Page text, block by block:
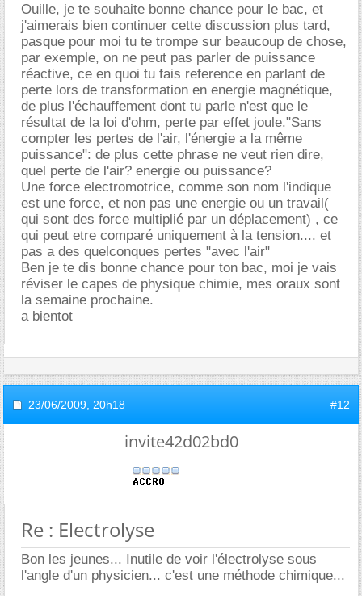
Ouille, je te souhaite bonne chance pour le bac, et
j'aimerais bien continuer cette discussion plus tard,
pasque pour moi tu te trompe sur beaucoup de chose,
par exemple, on ne peut pas parler de puissance
réactive, ce en quoi tu fais reference en parlant de
perte lors de transformation en energie magnétique,
de plus l'échauffement dont tu parle n'est que le
résultat de la loi d'ohm, perte par effet joule."Sans
compter les pertes de l'air, l'énergie a la même
puissance": de plus cette phrase ne veut rien dire,
quel perte de l'air? energie ou puissance?
Une force electromotrice, comme son nom l'indique
est une force, et non pas une energie ou un travail(
qui sont des force multiplié par un déplacement) , ce
qui peut etre comparé uniquement à la tension.... et
pas a des quelconques pertes "avec l'air"
Ben je te dis bonne chance pour ton bac, moi je vais
réviser le capes de physique chimie, mes oraux sont
la semaine prochaine.
a bientot
23/06/2009, 20h18 #12
invite42d02bd0
Re : Electrolyse
Bon les jeunes... Inutile de voir l'électrolyse sous
l'angle d'un physicien... c'est une méthode chimique...